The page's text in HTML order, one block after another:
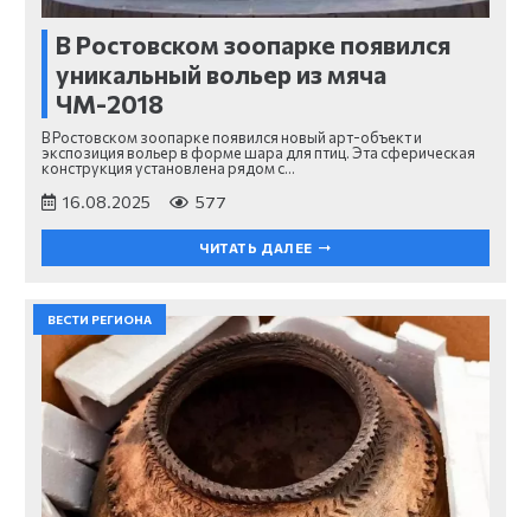
В Ростовском зоопарке появился
уникальный вольер из мяча
ЧМ-2018
В Ростовском зоопарке появился новый арт-объект и
экспозиция вольер в форме шара для птиц. Эта сферическая
конструкция установлена рядом с…
16.08.2025 577
ЧИТАТЬ ДАЛЕЕ
ВЕСТИ РЕГИОНА